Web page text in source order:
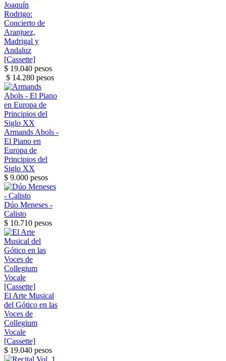
Joaquín
Rodrigo:
Concierto de
Aranjuez,
Madrigal y
Andaluz
[Cassette]
$ 19.040 pesos
$ 14.280 pesos
Armands Abols -
El Piano en
Europa de
Principios del
Siglo XX
$ 9.000 pesos
Dúo Meneses -
Calisto
$ 10.710 pesos
El Arte Musical
del Gótico en las
Voces de
Collegium
Vocale
[Cassette]
$ 19.040 pesos